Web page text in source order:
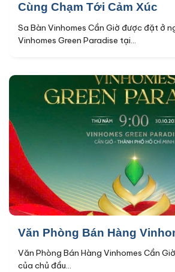
Cùng Chạm Tới Cảm Xúc
Sa Bàn Vinhomes Cần Giờ được đặt ở
Vinhomes Green Paradise tại...
Văn Phòng Bán Hàng
Văn Phòng Bán Hàng Vinhomes Cần
của chủ đầu...